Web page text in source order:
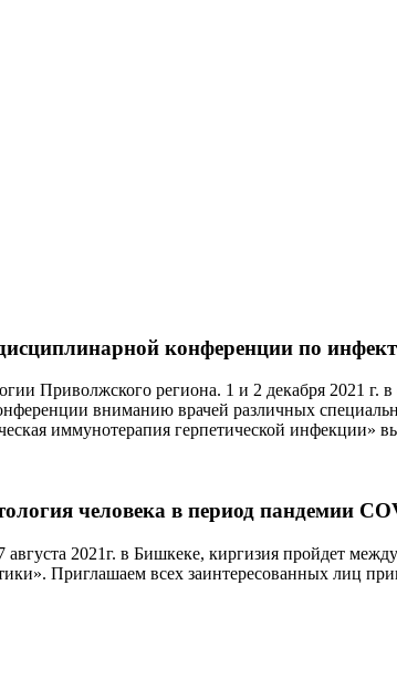
конференции по
Приволжского региона. 1 и 2 декабря 2021 г.
вниманию врачей различных
иммунотерапия герпетической
человека в период пандемии
2021г. в Бишкеке, киргизия пройдет
Приглашаем всех заинтересованных лиц